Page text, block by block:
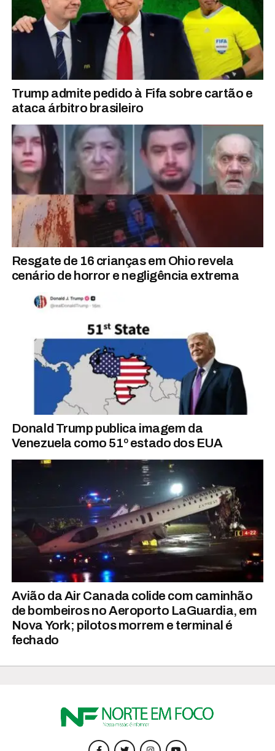
Trump admite pedido à Fifa sobre cartão e
ataca árbitro brasileiro
Resgate de 16 crianças em Ohio revela
cenário de horror e negligência extrema
Donald Trump publica imagem da
Venezuela como 51º estado dos EUA
Avião da Air Canada colide com caminhão
de bombeiros no Aeroporto LaGuardia, em
Nova York; pilotos morrem e terminal é
fechado